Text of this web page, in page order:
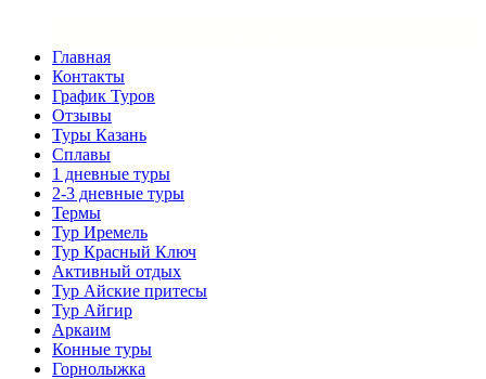
Главная
Контакты
График Туров
Отзывы
Туры Казань
Сплавы
1 дневные туры
2-3 дневные туры
Термы
Тур Иремель
Тур Красный Ключ
Активный отдых
Тур Айские притесы
Тур Айгир
Аркаим
Конные туры
Горнолыжка